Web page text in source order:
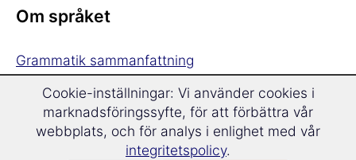
Om språket
Grammatik sammanfattning
Alfabetet
Stavningen
Cookie-inställningar: Vi använder cookies i
marknadsföringssyfte, för att förbättra vår
webbplats, och för analys i enlighet med vår
integritetspolicy.